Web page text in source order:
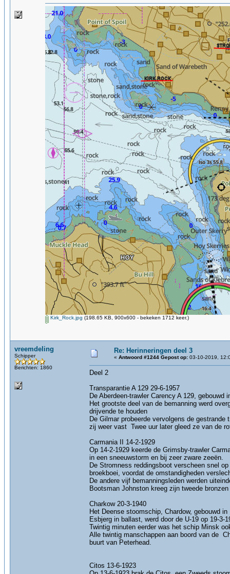
Kirk_Rock.jpg (198.65 KB, 900x600 - bekeken 1712 keer.)
vreemdeling
Schipper
Berichten: 1860
Re: Herinneringen deel 3
« Antwoord #1244 Gepost op: 03-10-2019,
Deel 2
Transparantie A 129 29-6-1957
De Aberdeen-trawler Carency A 129,
Het grootste deel van de bemanning werd
drijvende te houden
De Gilmar probeerde vervolgens de
zij weer vast Twee uur later gleed ze van de
Carmania II 14-2-1929
Op 14-2-1929 keerde de Grimsby-trawler
in een sneeuwstorm en bij zeer zware zeeën.
De Stromness reddingsboot verscheen snel
broekboei, voordat de omstandigheden
De andere vijf bemanningsleden werden
Bootsman Johnston kreeg zijn tweede
Charkow 20-3-1940
Het Deense stoomschip, Chardow, gebouwd
Esbjerg in ballast, werd door de U-19 op 19-
Twintig minuten eerder was het schip Minsk
Alle twintig manschappen aan boord van de
buurt van Peterhead.
Citos 13-6-1923